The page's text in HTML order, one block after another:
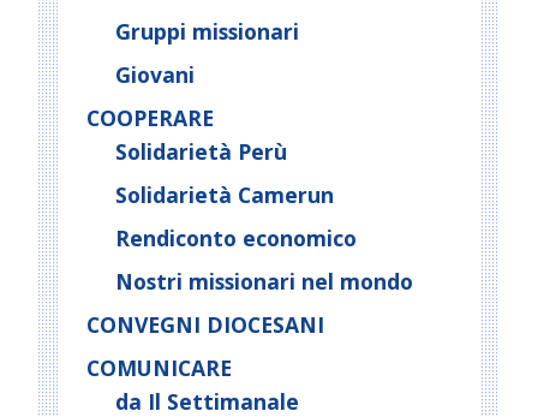
Gruppi missionari
Giovani
COOPERARE
Solidarietà Perù
Solidarietà Camerun
Rendiconto economico
Nostri missionari nel mondo
CONVEGNI DIOCESANI
COMUNICARE
da Il Settimanale